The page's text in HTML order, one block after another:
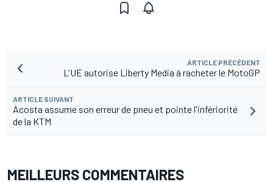
ARTICLE PRÉCÉDENT
L'UE autorise Liberty Media à racheter le MotoGP
ARTICLE SUIVANT
Acosta assume son erreur de pneu et pointe l'infériorité
de la KTM
MEILLEURS COMMENTAIRES